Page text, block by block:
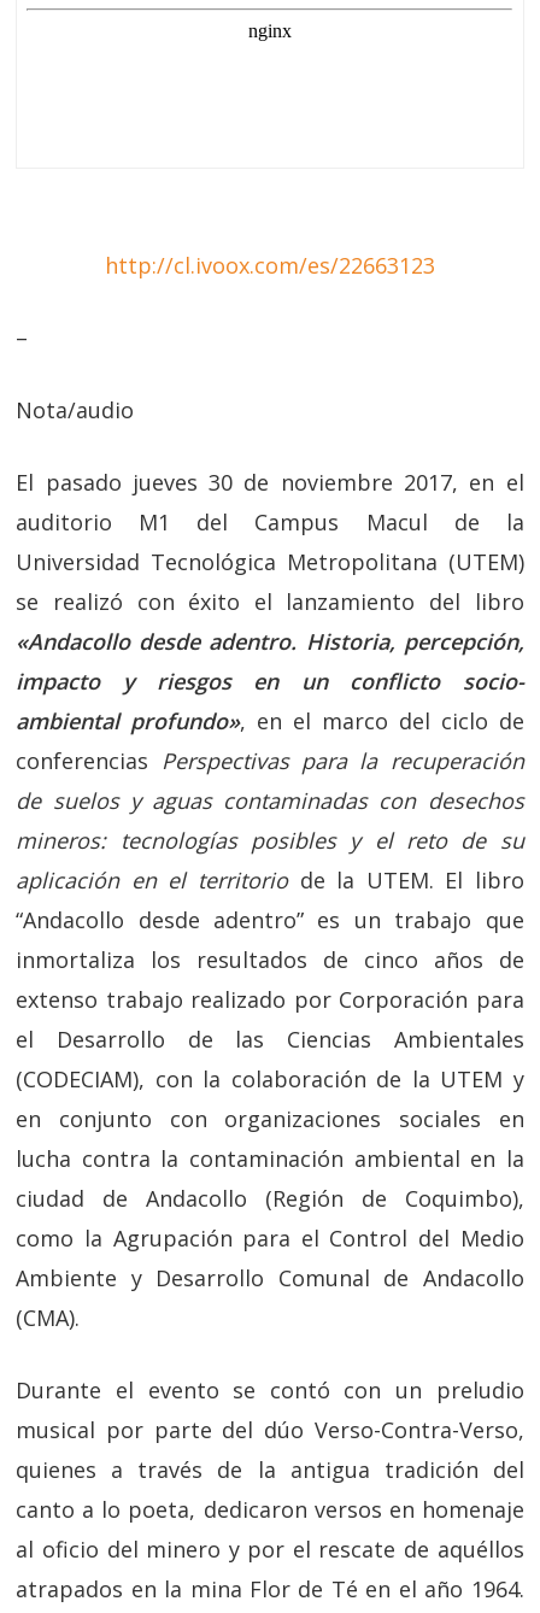
http://cl.ivoox.com/es/22663123
–
Nota/audio
El pasado jueves 30 de noviembre 2017, en el
auditorio M1 del Campus Macul de la
Universidad Tecnológica Metropolitana (UTEM)
se realizó con éxito el lanzamiento del libro
«Andacollo desde adentro. Historia, percepción,
impacto y riesgos en un conflicto socio-
ambiental profundo», en el marco del ciclo de
conferencias Perspectivas para la recuperación
de suelos y aguas contaminadas con desechos
mineros: tecnologías posibles y el reto de su
aplicación en el territorio de la UTEM. El libro
“Andacollo desde adentro” es un trabajo que
inmortaliza los resultados de cinco años de
extenso trabajo realizado por Corporación para
el Desarrollo de las Ciencias Ambientales
(CODECIAM), con la colaboración de la UTEM y
en conjunto con organizaciones sociales en
lucha contra la contaminación ambiental en la
ciudad de Andacollo (Región de Coquimbo),
como la Agrupación para el Control del Medio
Ambiente y Desarrollo Comunal de Andacollo
(CMA).
Durante el evento se contó con un preludio
musical por parte del dúo Verso-Contra-Verso,
quienes a través de la antigua tradición del
canto a lo poeta, dedicaron versos en homenaje
al oficio del minero y por el rescate de aquéllos
atrapados en la mina Flor de Té en el año 1964.